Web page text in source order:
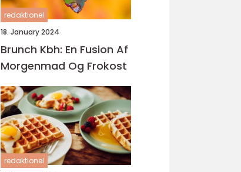
redaktionel
18. January 2024
Brunch Kbh: En Fusion Af
Morgenmad Og Frokost
redaktionel